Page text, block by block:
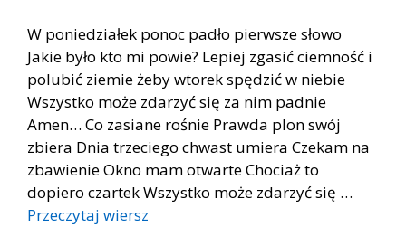
W poniedziałek ponoc padło pierwsze słowo
Jakie było kto mi powie? Lepiej zgasić ciemność i
polubić ziemie żeby wtorek spędzić w niebie
Wszystko może zdarzyć się za nim padnie
Amen… Co zasiane rośnie Prawda plon swój
zbiera Dnia trzeciego chwast umiera Czekam na
zbawienie Okno mam otwarte Chociaż to
dopiero czartek Wszystko może zdarzyć się …
Przeczytaj wiersz